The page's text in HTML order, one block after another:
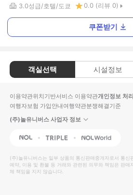
3.0성급 호텔 도쿄 0.0 (리뷰 0)
쿠폰받기
객실선택 시설정보
이용약관위치기반서비스 이용약관개인정보 처
여행자보험 가입안내여행약관분쟁해결기준
(주)놀유니버스 사업자 정보
NOL Triple Interpark Global
(주)놀유니버스는 일부 상품의 통신판매중개자로서 통신
예약, 이용 및 환불 등 거래와 관련된 의무와 책임은 판매
체 책임을 지지 않습니다.